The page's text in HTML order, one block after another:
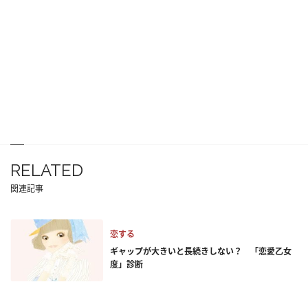
RELATED
関連記事
恋する
ギャップが大きいと長続きしない？ 「恋愛乙女
度」診断